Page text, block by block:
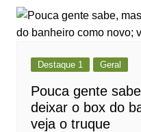
Destaque 1 Geral
Pouca gente
deixar o box do
veja o truque